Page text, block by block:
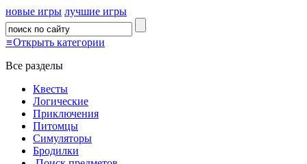
новые игры лучшие игры
≡Открыть категории
Все разделы
Квесты
Логические
Приключения
Питомцы
Симуляторы
Бродилки